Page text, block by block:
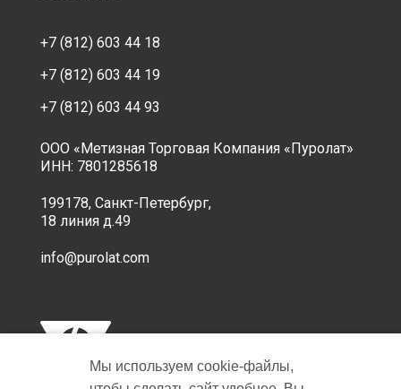
+7 (812) 603 44 18
+7 (812) 603 44 19
+7 (812) 603 44 93
ООО «Метизная Торговая Компания «Пуролат»
ИНН: 7801285618
199178, Санкт-Петербург,
18 линия д.49
info@purolat.com
Мы используем cookie‑файлы,